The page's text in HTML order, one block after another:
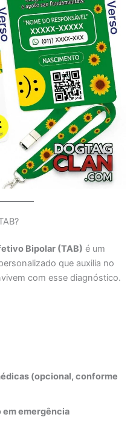
Bipolar (TAB) é um
que auxilia no
com esse diagnóstico.
(opcional, conforme
emergência